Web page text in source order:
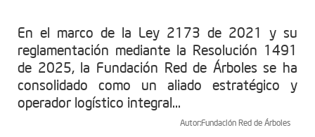
En el marco de la Ley 2173 de 2021 y su
reglamentación mediante la Resolución 1491
de 2025, la Fundación Red de Árboles se ha
consolidado como un aliado estratégico y
operador logístico integral...
Autor:Fundación Red de Árboles